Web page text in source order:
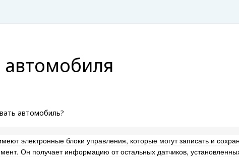
автомобиля
автомобиль?
электронные блоки управления, которые могут записать и
Он получает информацию от остальных датчиков,